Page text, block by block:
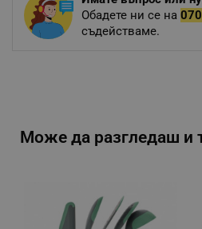
Обадете ни се на
съдействаме.
Може да разгледаш и